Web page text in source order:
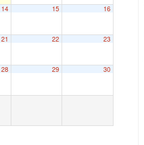
14 15 16
21 22 23
28 29 30